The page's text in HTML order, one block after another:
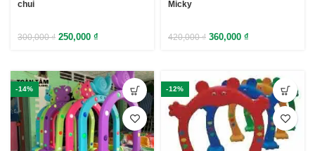
chui
300,000₫ 250,000 ₫
Micky
420,000₫ 360,000 ₫
-14% -12%